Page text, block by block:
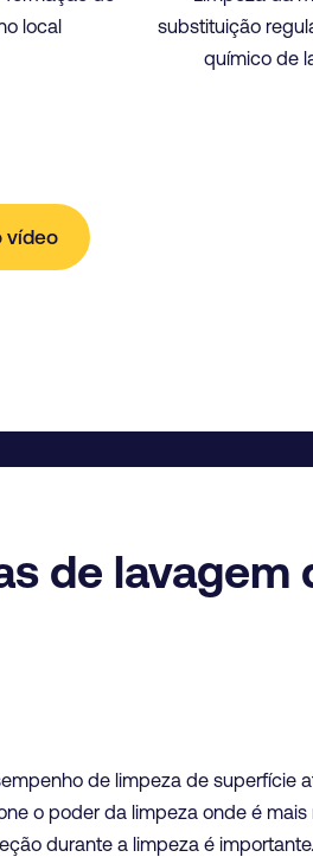
local
substituição
químico de
vídeo
de lavagem
de limpeza de superfície
o poder da limpeza onde é mais
durante a limpeza é importante.